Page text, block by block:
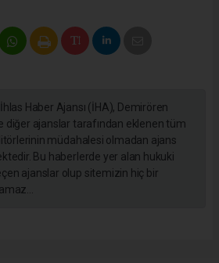
Haber Ajansı (İHA), Demirören
diğer ajanslar tarafından eklenen tüm
müdahalesi olmadan ajans
Bu haberlerde yer alan hukuki
ajanslar olup sitemizin hiç bir